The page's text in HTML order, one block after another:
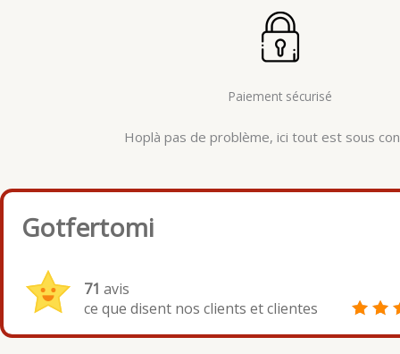
Paiement sécurisé
Hoplà pas de problème, ici tout est sous
Gotfertomi
71 avis
ce que disent nos clients et clientes